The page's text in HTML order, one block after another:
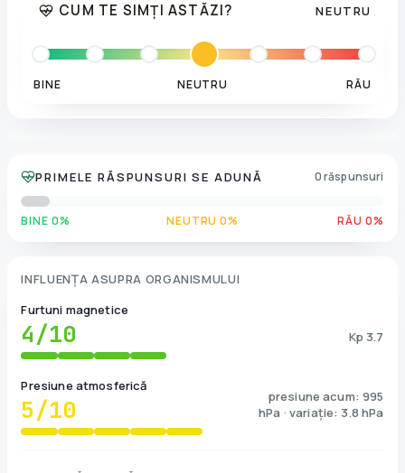
CUM TE SIMȚI ASTĂZI? NEUTRU
BINE NEUTRU RĂU
PRIMELE RĂSPUNSURI SE ADUNĂ 0 răspunsuri
BINE 0% NEUTRU 0% RĂU 0%
INFLUENȚA ASUPRA ORGANISMULUI
Furtuni magnetice
4/10 Kp 3.7
Presiune atmosferică
5/10
presiune acum: 995
hPa · variație: 3.8 hPa